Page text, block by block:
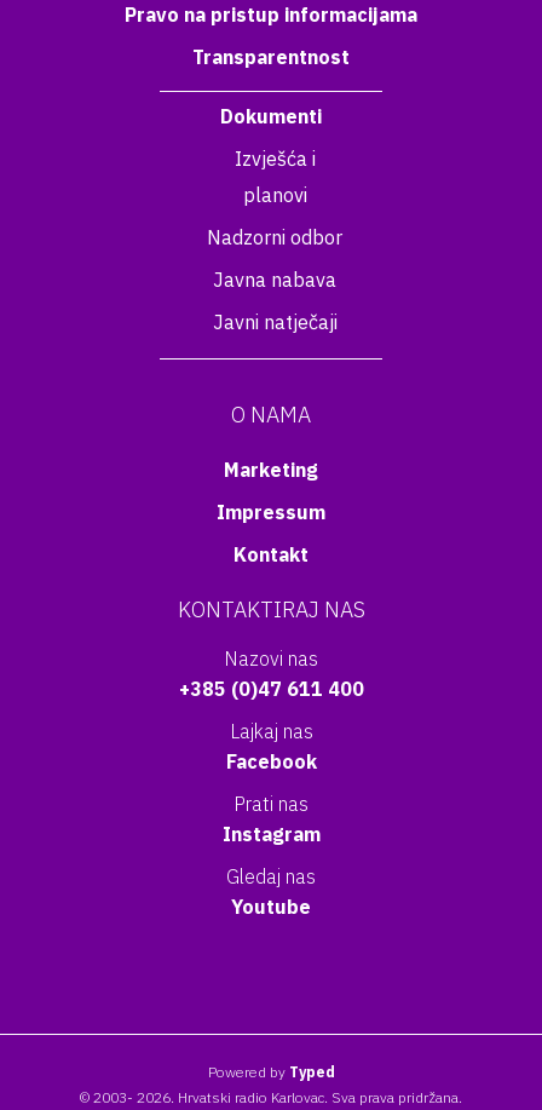
Pravo na pristup informacijama
Transparentnost
Dokumenti
Izvješća i
planovi
Nadzorni odbor
Javna nabava
Javni natječaji
O NAMA
Marketing
Impressum
Kontakt
KONTAKTIRAJ NAS
Nazovi nas
+385 (0)47 611 400
Lajkaj nas
Facebook
Prati nas
Instagram
Gledaj nas
Youtube
Powered by Typed
© 2003- 2026. Hrvatski radio Karlovac. Sva prava pridržana.